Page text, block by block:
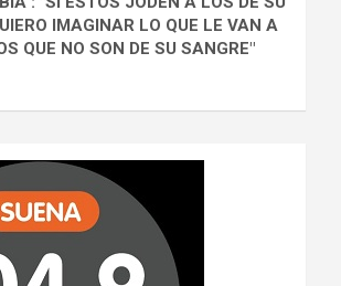
IMAGINAR LO QUE LE VAN A
QUE NO SON DE SU SANGRE"